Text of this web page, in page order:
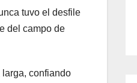
tuvo el desfile
del campo de
larga, confiando